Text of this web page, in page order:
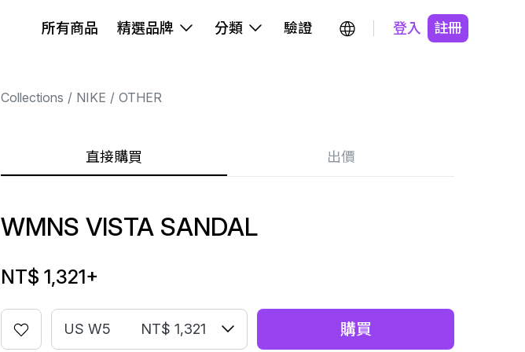
所有商品 精選品牌 分類 驗證 登入 註冊
Collections NIKE OTHER
直接購買 出價
WMNS VISTA SANDAL
NT$ 1,321+
US W5 NT$ 1,321 購買